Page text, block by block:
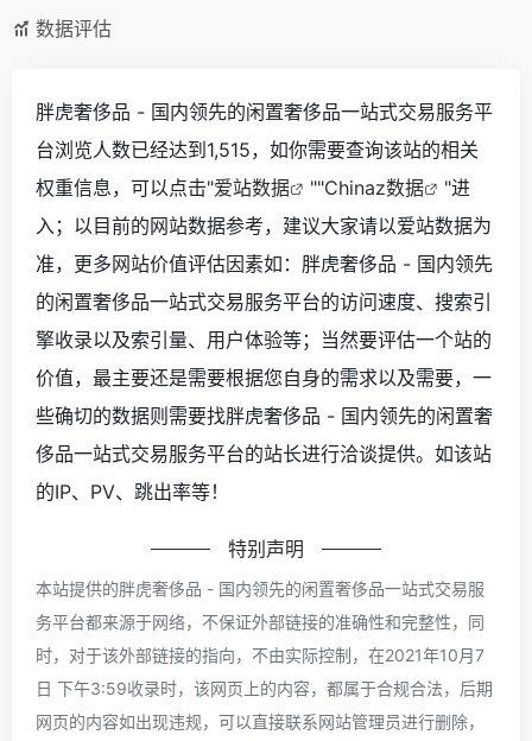
数据评估
胖虎奢侈品 - 国内领先的闲置奢侈品一站式交易服务平
台浏览人数已经达到1,515，如你需要查询该站的相关
权重信息，可以点击"爱站数据 ""Chinaz数据
"进
入；以目前的网站数据参考，建议大家请以爱站数据为
准，更多网站价值评估因素如：胖虎奢侈品 - 国内领先
的闲置奢侈品一站式交易服务平台的访问速度、搜索引
擎收录以及索引量、用户体验等；当然要评估一个站的
价值，最主要还是需要根据您自身的需求以及需要，一
些确切的数据则需要找胖虎奢侈品 - 国内领先的闲置奢
侈品一站式交易服务平台的站长进行洽谈提供。如该站
的IP、PV、跳出率等！
特别声明
本站提供的胖虎奢侈品 - 国内领先的闲置奢侈品一站式交易服
务平台都来源于网络，不保证外部链接的准确性和完整性，同
时，对于该外部链接的指向，不由实际控制，在2021年10月7
日 下午3:59收录时，该网页上的内容，都属于合规合法，后期
网页的内容如出现违规，可以直接联系网站管理员进行删除，